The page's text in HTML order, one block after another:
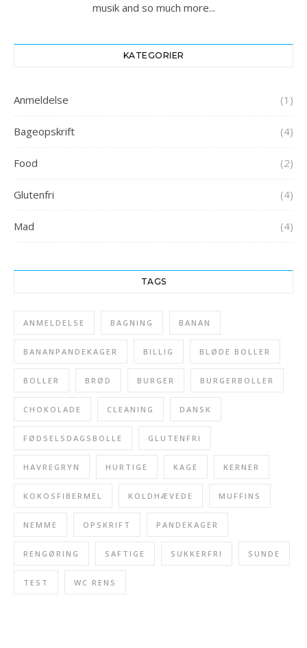
musik and so much more...
KATEGORIER
Anmeldelse (1)
Bageopskrift (4)
Food (2)
Glutenfri (4)
Mad (4)
TAGS
ANMELDELSE BAGNING BANAN
BANANPANDEKAGER BILLIG BLØDE BOLLER
BOLLER BRØD BURGER BURGERBOLLER
CHOKOLADE CLEANING DANSK
FØDSELSDAGSBOLLE GLUTENFRI
HAVREGRYN HURTIGE KAGE KERNER
KOKOSFIBERMEL KOLDHÆVEDE MUFFINS
NEMME OPSKRIFT PANDEKAGER
RENGØRING SAFTIGE SUKKERFRI SUNDE
TEST WC RENS